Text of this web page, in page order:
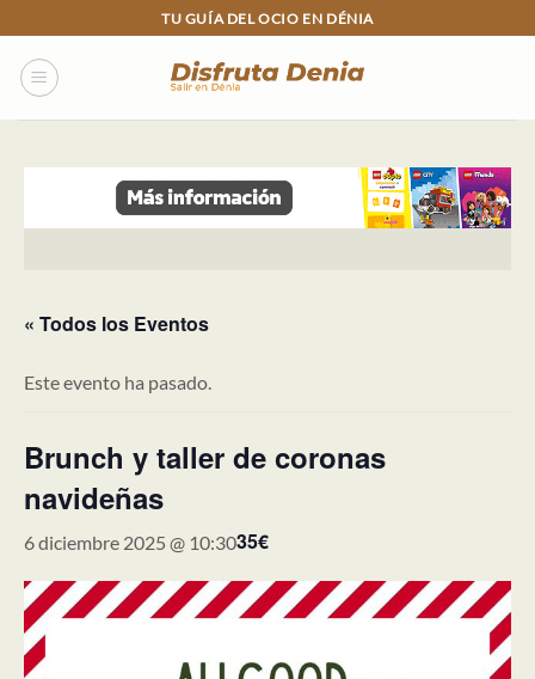
to
content
TU GUÍA DEL OCIO EN DÉNIA
« Todos los Eventos
Este evento ha pasado.
Brunch y taller de coronas
navideñas
6 diciembre 2025 @ 10:3035€